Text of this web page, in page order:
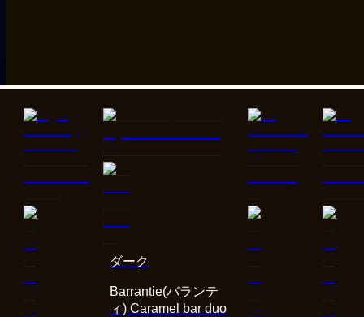
Barrantie(バランテ
ィ) Caramel bar duo
ダーク